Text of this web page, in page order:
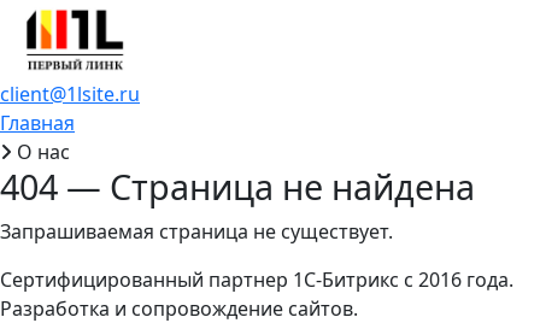
client@1lsite.ru
Главная
О нас
404 — Страница не найдена
Запрашиваемая страница не существует.
Сертифицированный партнер 1С-Битрикс с 2016 года.
Разработка и сопровождение сайтов.